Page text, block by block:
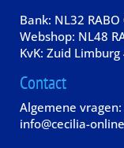
Bank: NL32
Webshop: NL48
KvK: Zuid
Contact
Algemene vragen:
info@cecilia-